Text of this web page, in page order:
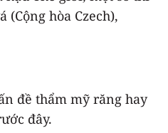
hòa Czech),
đề thẩm mỹ răng hay
đây.